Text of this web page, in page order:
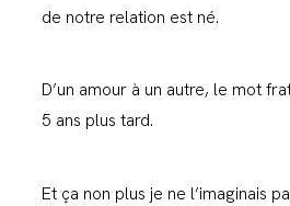
de notre relation est né.
D’un amour à un autre, le mot
5 ans plus tard.
Et ça non plus je ne l’imaginais